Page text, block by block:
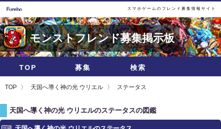
スマホゲームのフレンド募集情報サイト
モンストフレンド募集掲示板
TOP 募集 検索
TOP 天国へ導く神の光 ウリエル ステータス
天国へ導く神の光 ウリエルのステータスの図鑑